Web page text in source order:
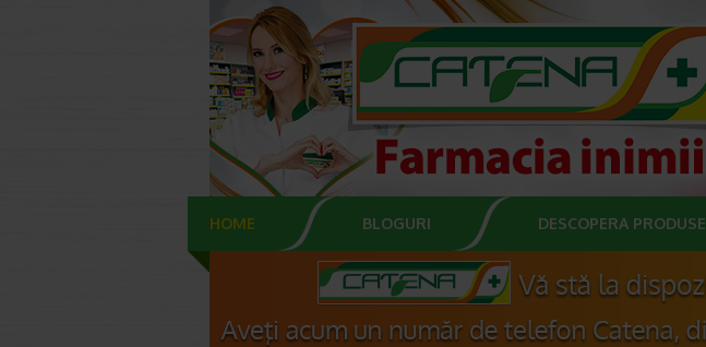
HOME BLOGURI DESCOPERA PRODUSE